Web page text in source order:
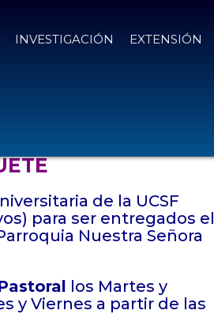
INVESTIGACIÓN EXTENSIÓN
de la UCSF
para ser entregados el
Nuestra Señora
los Martes y
y Viernes a partir de las